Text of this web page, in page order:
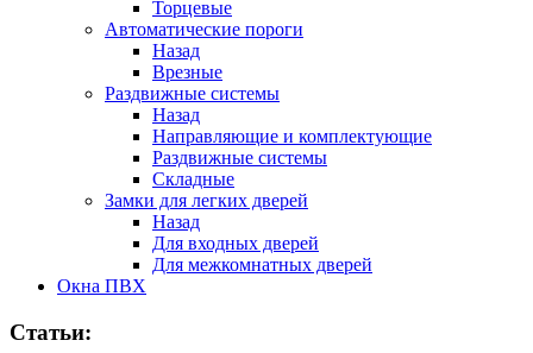
Торцевые
Автоматические пороги
Назад
Врезные
Раздвижные системы
Назад
Направляющие и комплектующие
Раздвижные системы
Складные
Замки для легких дверей
Назад
Для входных дверей
Для межкомнатных дверей
Окна ПВХ
Статьи: